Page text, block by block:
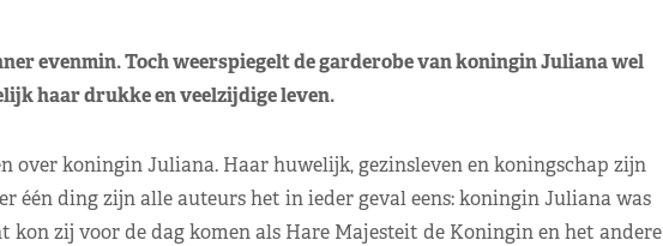
evenmin. Toch weerspiegelt de garderobe van koningin Juliana wel
haar drukke en veelzijdige leven.
over koningin Juliana. Haar huwelijk, gezinsleven en koningschap zijn
één ding zijn alle auteurs het in ieder geval eens: koningin Juliana was
kon zij voor de dag komen als Hare Majesteit de Koningin en het andere